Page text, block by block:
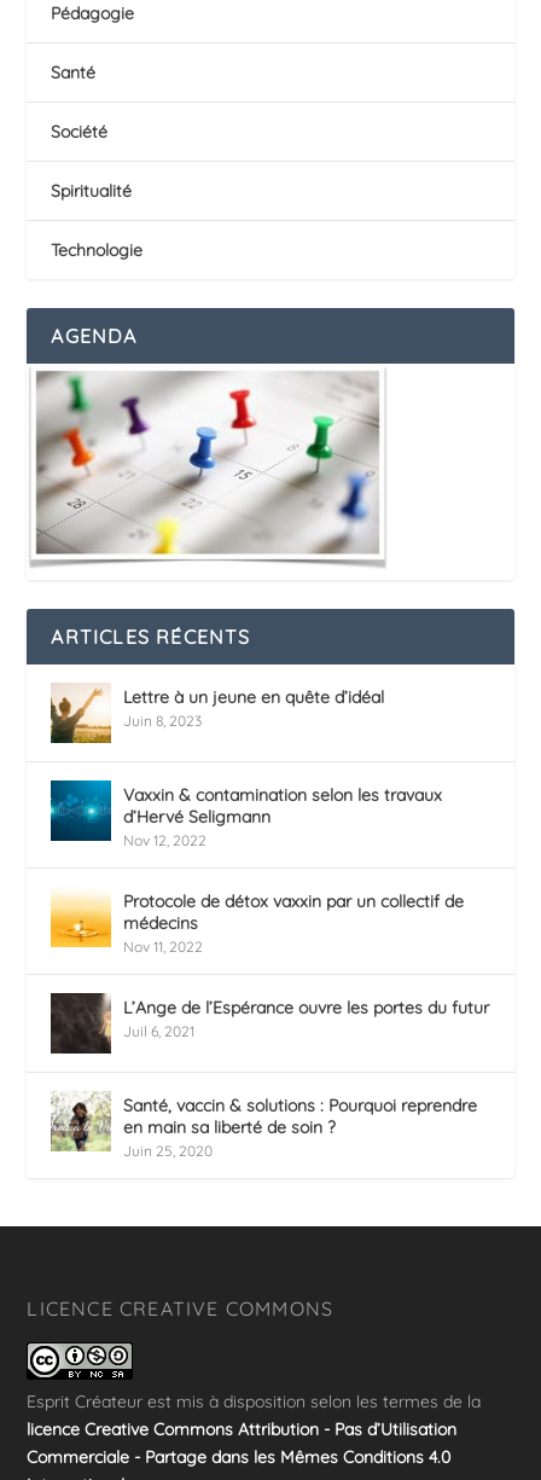
Pédagogie
Santé
Société
Spiritualité
Technologie
AGENDA
ARTICLES RÉCENTS
Lettre à un jeune en quête d’idéal
Juin 8, 2023
Vaxxin & contamination selon les travaux
d’Hervé Seligmann
Nov 12, 2022
Protocole de détox vaxxin par un collectif de
médecins
Nov 11, 2022
L’Ange de l’Espérance ouvre les portes du futur
Juil 6, 2021
Santé, vaccin & solutions : Pourquoi reprendre
en main sa liberté de soin ?
Juin 25, 2020
LICENCE CREATIVE COMMONS
Esprit Créateur est mis à disposition selon les termes de la
licence Creative Commons Attribution - Pas d’Utilisation
Commerciale - Partage dans les Mêmes Conditions 4.0